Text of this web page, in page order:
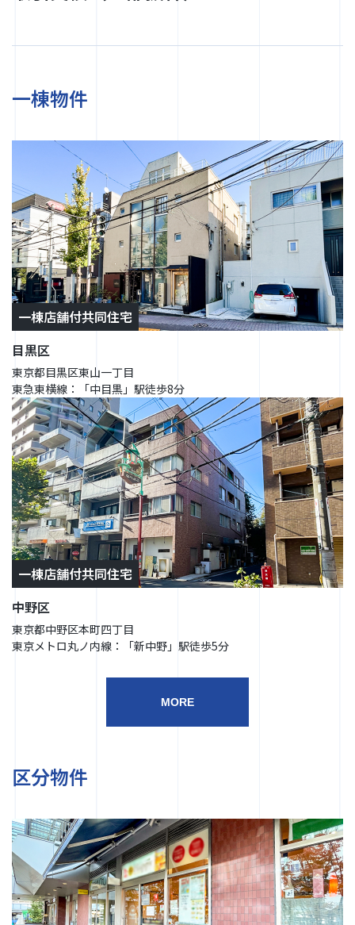
一棟物件
一棟店舗付共同住宅
目黒区
東京都目黒区東山一丁目
東急東横線：「中目黒」駅徒歩8分
一棟店舗付共同住宅
中野区
東京都中野区本町四丁目
東京メトロ丸ノ内線：「新中野」駅徒歩5分
MORE
区分物件